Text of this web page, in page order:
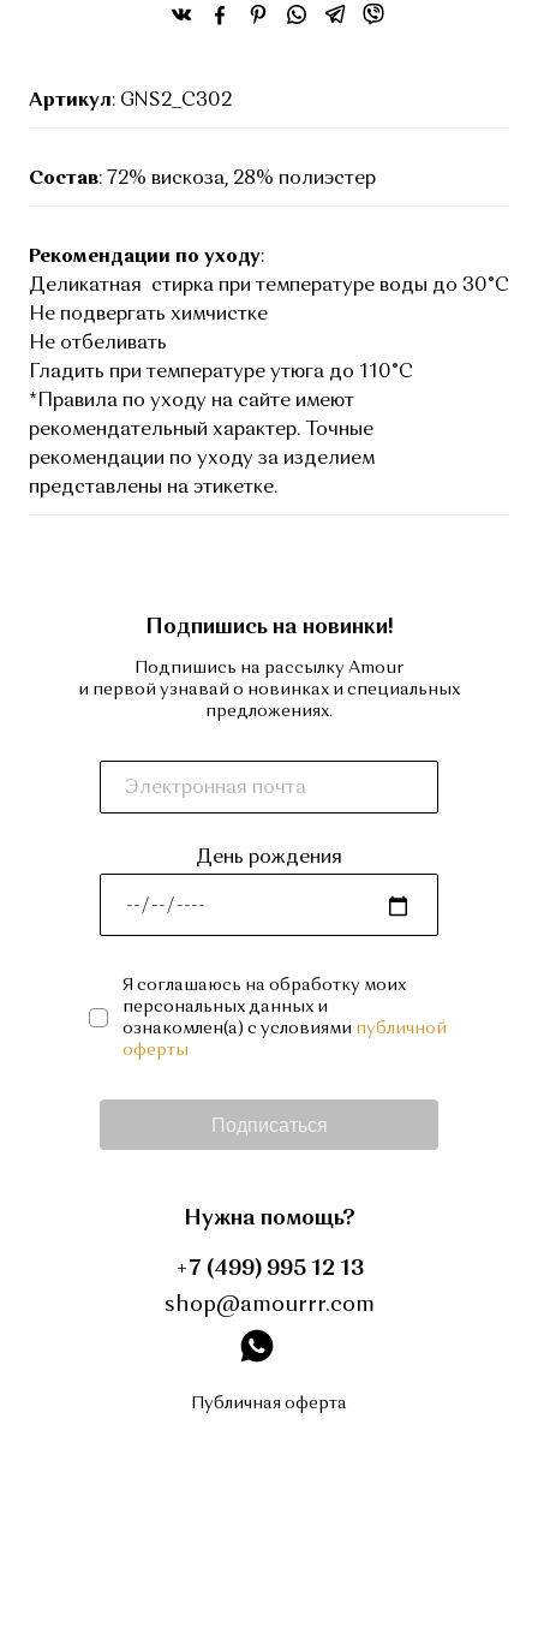
Артикул: GNS2_C302
Состав: 72% вискоза, 28% полиэстер
Рекомендации по уходу:
Деликатная стирка при температуре воды до 30°C
Не подвергать химчистке
Не отбеливать
Гладить при температуре утюга до 110°C
*Правила по уходу на сайте имеют
рекомендательный характер. Точные
рекомендации по уходу за изделием
представлены на этикетке.
Подпишись на новинки!
Подпишись на рассылку Amour
и первой узнавай о новинках и специальных
предложениях.
День рождения
Я соглашаюсь на обработку моих
персональных данных и
ознакомлен(а) с условиями публичной
оферты
Подписаться
Нужна помощь?
+7 (499) 995 12 13
shop@amourrr.com
instagram
Публичная оферта